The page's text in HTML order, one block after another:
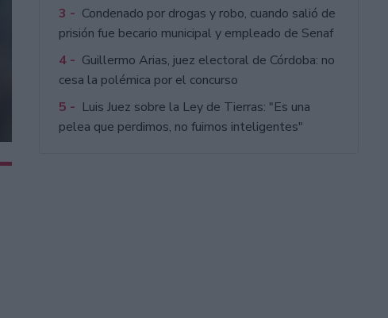
3 - Condenado por drogas y robo, cuando salió de
prisión fue becario municipal y empleado de Senaf
4 - Guillermo Arias, juez electoral de Córdoba: no
cesa la polémica por el concurso
5 - Luis Juez sobre la Ley de Tierras: "Es una
pelea que perdimos, no fuimos inteligentes"